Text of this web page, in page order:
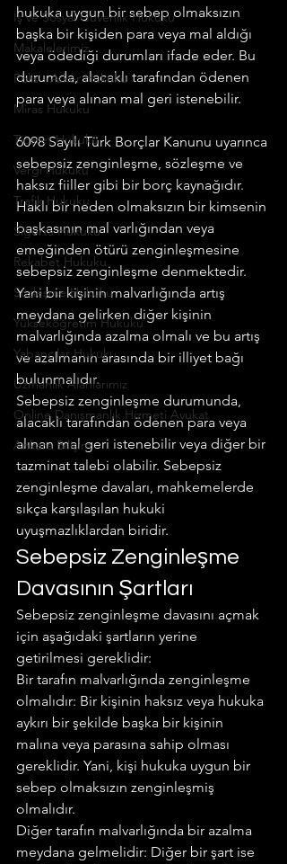
İş ve Sosyal Güvenlik Hukuku
Makalelerimiz
Polis - Asker Hukuku
Miras Hukuku
Ticaret Hukuku
Vergi Hukuku
Trafik Hukuku
Sigorta Hukuku
Rekabet Hukuku
Sözleşme Hukuku
Yükseköğretim Hukuku
Yabancılar Hukuku
Uzmanlık Alanlarımız
Online Danışmanlık Hizmeti Avukat
Ankara Bilişim
hukuka uygun bir sebep olmaksızın
başka bir kişiden para veya mal aldığı
veya ödediği durumları ifade eder. Bu
durumda, alacaklı tarafından ödenen
para veya alınan mal geri istenebilir.
6098 Sayılı Türk Borçlar Kanunu uyarınca
sebepsiz zenginleşme, sözleşme ve
haksız fiiller gibi bir borç kaynağıdır.
Haklı bir neden olmaksızın bir kimsenin
başkasının mal varlığından veya
emeğinden ötürü zenginleşmesine
sebepsiz zenginleşme denmektedir.
Yani bir kişinin malvarlığında artış
meydana gelirken diğer kişinin
malvarlığında azalma olmalı ve bu artış
ve azalmanın arasında bir illiyet bağı
bulunmalıdır.
Sebepsiz zenginleşme durumunda,
alacaklı tarafından ödenen para veya
alınan mal geri istenebilir veya diğer bir
tazminat talebi olabilir. Sebepsiz
zenginleşme davaları, mahkemelerde
sıkça karşılaşılan hukuki
uyuşmazlıklardan biridir.
Sebepsiz Zenginleşme
Davasının Şartları
Sebepsiz zenginleşme davasını açmak
için aşağıdaki şartların yerine
getirilmesi gereklidir:
Bir tarafın malvarlığında zenginleşme
olmalıdır: Bir kişinin haksız veya hukuka
aykırı bir şekilde başka bir kişinin
malına veya parasına sahip olması
gereklidir. Yani, kişi hukuka uygun bir
sebep olmaksızın zenginleşmiş
olmalıdır.
Diğer tarafın malvarlığında bir azalma
meydana gelmelidir: Diğer bir şart ise